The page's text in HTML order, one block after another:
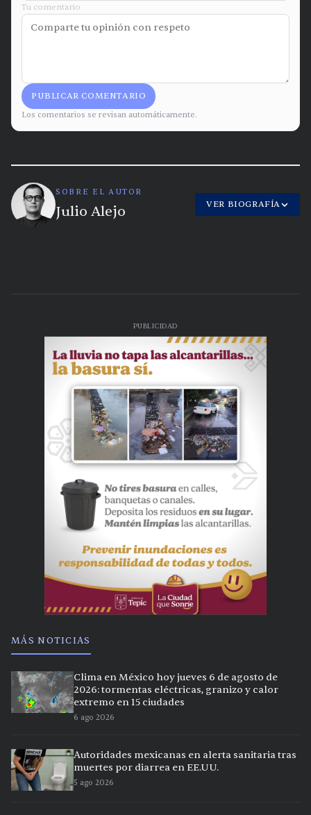
Tu comentario
PUBLICAR COMENTARIO
Los comentarios se revisan automáticamente.
SOBRE EL AUTOR
Julio Alejo VER BIOGRAFÍA
PUBLICIDAD
MÁS NOTICIAS
Clima en México hoy jueves 6 de agosto de
2026: tormentas eléctricas, granizo y calor
extremo en 15 ciudades
6 ago 2026
Autoridades mexicanas en alerta sanitaria tras
muertes por diarrea en EE.UU.
5 ago 2026